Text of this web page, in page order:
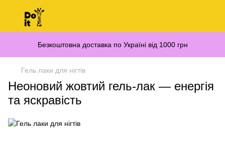
Безкоштовна доставка по Україні від 1000 грн
Гель лаки для нігтів
Неоновий жовтий гель-лак — енергія
та яскравість